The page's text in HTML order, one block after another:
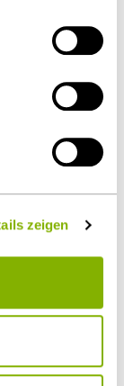
jederzeit
oder ändern.
zeigen